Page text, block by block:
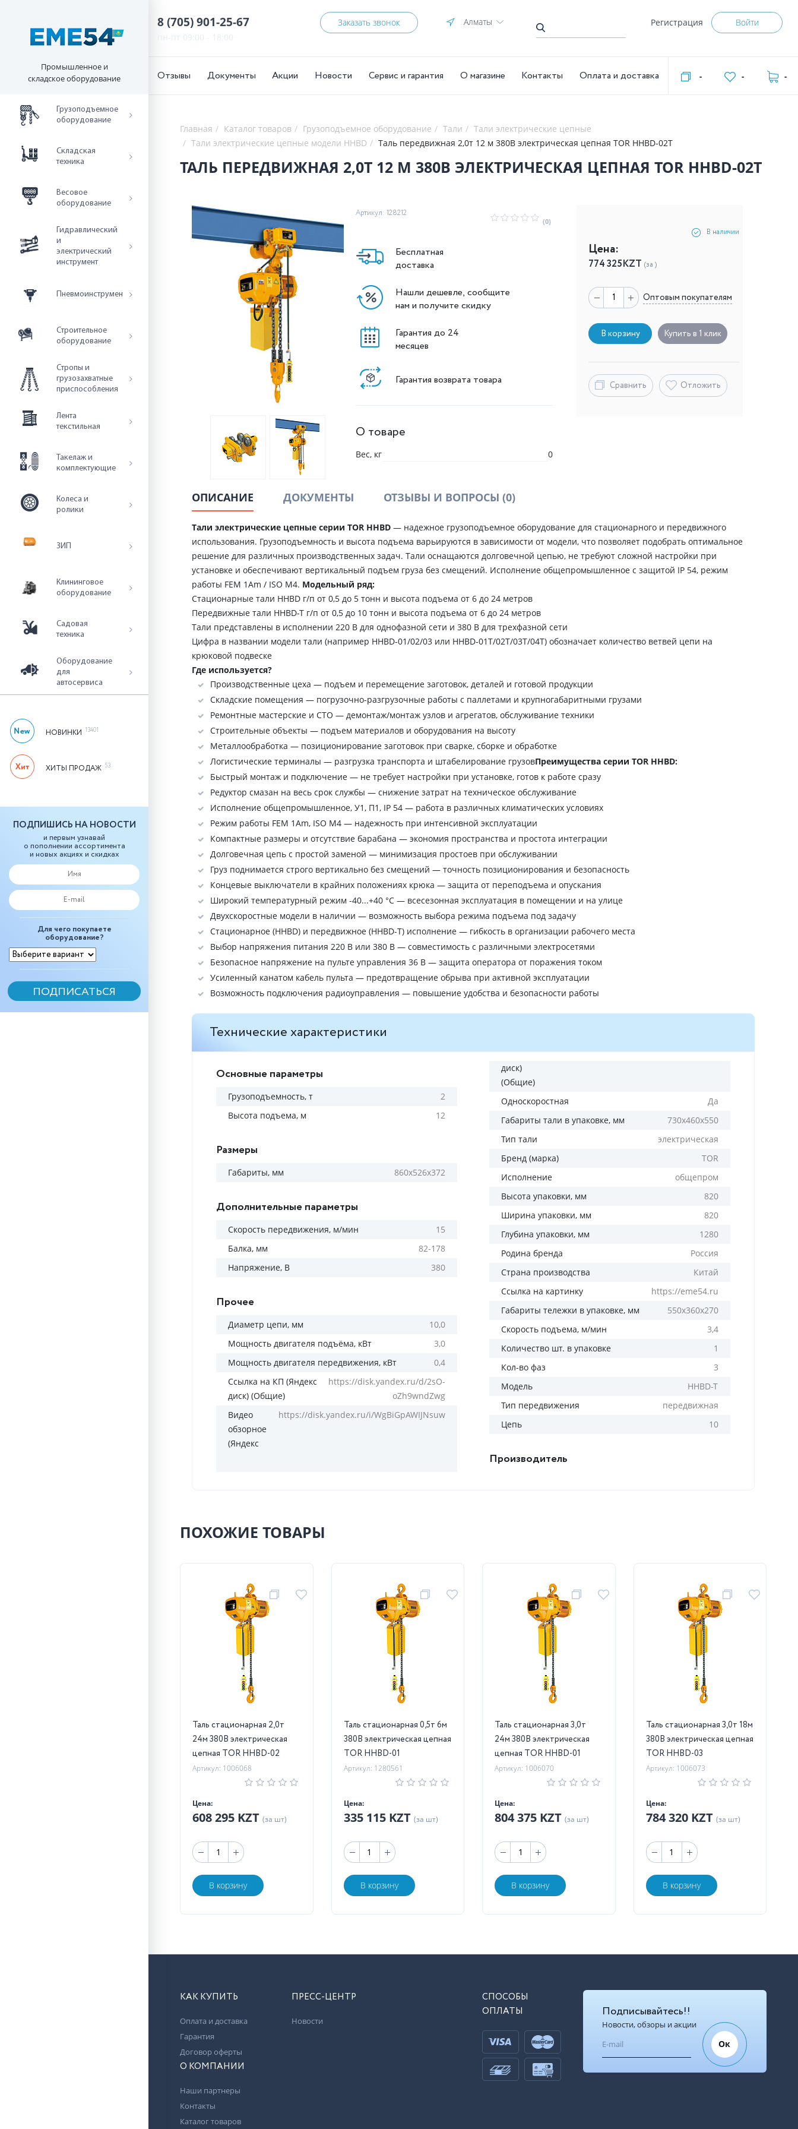
Промышленное и
складское оборудование
Грузоподъемное
оборудование
Складская
техника
Весовое
оборудование
Гидравлический
и
электрический
инструмент
Пневмоинструмент
Строительное
оборудование
Стропы и
грузозахватные
приспособления
Лента
текстильная
Такелаж и
комплектующие
Колеса и
ролики
ЗИП
Клининговое
оборудование
Садовая
техника
Оборудование
для
автосервиса
НОВИНКИ 13401
ХИТЫ ПРОДАЖ 53
ПОДПИШИСЬ НА НОВОСТИ
и первым узнавай
о пополнении ассортимента
и новых акциях и скидках
Для чего покупаете
оборудование?
8 (705) 901-25-67
пн-пт 09:00 - 18:00
Заказать звонок Алматы Регистрация Войти
Отзывы Документы Акции Новости Сервис и гарантия О магазине Контакты Оплата и доставка - - -
Главная Каталог товаров Грузоподъемное оборудование Тали
Тали электрические цепные
Тали электрические цепные модели HHBD
Таль передвижная 2,0т 12 м 380В электрическая цепная TOR HHBD-02T
ТАЛЬ ПЕРЕДВИЖНАЯ 2,0Т 12 М 380В ЭЛЕКТРИЧЕСКАЯ ЦЕПНАЯ TOR HHBD-02T
Артикул: 128212
(0)
Бесплатная
доставка
Нашли дешевле, сообщите
нам и получите скидку
Гарантия до 24
месяцев
Гарантия возврата товара
О товаре
Вес, кг 0
В наличии
Цена:
774 325KZT (за )
Оптовым покупателям
В корзину Купить в 1 клик
Сравнить Отложить
ОПИСАНИЕ ДОКУМЕНТЫ ОТЗЫВЫ И ВОПРОСЫ (0)
Тали электрические цепные серии TOR HHBD — надежное грузоподъемное оборудование для стационарного и передвижного
использования. Грузоподъемность и высота подъема варьируются в зависимости от модели, что позволяет подобрать оптимальное
решение для различных производственных задач. Тали оснащаются долговечной цепью, не требуют сложной настройки при
установке и обеспечивают вертикальный подъем груза без смещений. Исполнение общепромышленное с защитой IP 54, режим
работы FEM 1Аm / ISO M4. Модельный ряд:
Стационарные тали HHBD г/п от 0,5 до 5 тонн и высота подъема от 6 до 24 метров
Передвижные тали HHBD-T г/п от 0,5 до 10 тонн и высота подъема от 6 до 24 метров
Тали представлены в исполнении 220 В для однофазной сети и 380 В для трехфазной сети
Цифра в названии модели тали (например HHBD-01/02/03 или HHBD-01T/02T/03T/04T) обозначает количество ветвей цепи на
крюковой подвеске
Где используется?
Производственные цеха — подъем и перемещение заготовок, деталей и готовой продукции
Складские помещения — погрузочно-разгрузочные работы с паллетами и крупногабаритными грузами
Ремонтные мастерские и СТО — демонтаж/монтаж узлов и агрегатов, обслуживание техники
Строительные объекты — подъем материалов и оборудования на высоту
Металлообработка — позиционирование заготовок при сварке, сборке и обработке
Логистические терминалы — разгрузка транспорта и штабелирование грузовПреимущества серии TOR HHBD:
Быстрый монтаж и подключение — не требует настройки при установке, готов к работе сразу
Редуктор смазан на весь срок службы — снижение затрат на техническое обслуживание
Исполнение общепромышленное, У1, П1, IP 54 — работа в различных климатических условиях
Режим работы FEM 1Аm, ISO M4 — надежность при интенсивной эксплуатации
Компактные размеры и отсутствие барабана — экономия пространства и простота интеграции
Долговечная цепь с простой заменой — минимизация простоев при обслуживании
Груз поднимается строго вертикально без смещений — точность позиционирования и безопасность
Концевые выключатели в крайних положениях крюка — защита от переподъема и опускания
Широкий температурный режим -40...+40 °C — всесезонная эксплуатация в помещении и на улице
Двухскоростные модели в наличии — возможность выбора режима подъема под задачу
Стационарное (HHBD) и передвижное (HHBD-Т) исполнение — гибкость в организации рабочего места
Выбор напряжения питания 220 В или 380 В — совместимость с различными электросетями
Безопасное напряжение на пульте управления 36 В — защита оператора от поражения током
Усиленный канатом кабель пульта — предотвращение обрыва при активной эксплуатации
Возможность подключения радиоуправления — повышение удобства и безопасности работы
Технические характеристики
Основные параметры
Грузоподъемность, т
2
Высота подъема, м
12
Размеры
Габариты, мм 860х526х372
Дополнительные параметры
Скорость передвижения, м/мин
15
Балка, мм
82-178
Напряжение, В
380
Прочее
Диаметр цепи, мм
10,0
Мощность двигателя подъёма, кВт
3,0
Мощность двигателя передвижения, кВт
0,4
Ссылка на КП (Яндекс
диск) (Общие)
https://disk.yandex.ru/d/2sO-
oZh9wndZwg
Видео
обзорное
(Яндекс
диск)
(Общие)
https://disk.yandex.ru/i/WgBiGpAWIJNsuw
Односкоростная
Да
Габариты тали в упаковке, мм
730х460х550
Тип тали
электрическая
Бренд (марка)
TOR
Исполнение
общепром
Высота упаковки, мм
820
Ширина упаковки, мм
820
Глубина упаковки, мм
1280
Родина бренда
Россия
Страна производства
Китай
Ссылка на картинку
https://eme54.ru
Габариты тележки в упаковке, мм
550х360х270
Скорость подъема, м/мин
3,4
Количество шт. в упаковке
1
Кол-во фаз
3
Модель
HHBD-T
Тип передвижения
передвижная
Цепь
10
Производитель
ПОХОЖИЕ ТОВАРЫ
Таль стационарная 2,0т
24м 380В электрическая
цепная TOR HHBD-02
Артикул: 1006068
Цена:
608 295 KZT (за шт)
В корзину
Таль стационарная 0,5т 6м
380В электрическая цепная
TOR HHBD-01
Артикул: 1280561
Цена:
335 115 KZT (за шт)
В корзину
Таль стационарная 3,0т
24м 380В электрическая
цепная TOR HHBD-01
Артикул: 1006070
Цена:
804 375 KZT (за шт)
В корзину
Таль стационарная 3,0т 18м
380В электрическая цепная
TOR HHBD-03
Артикул: 1006073
Цена:
784 320 KZT (за шт)
В корзину
КАК КУПИТЬ
Оплата и доставка
Гарантия
Договор оферты
ПРЕСС-ЦЕНТР
Новости
О КОМПАНИИ
Наши партнеры
Контакты
Каталог товаров
СПОСОБЫ
ОПЛАТЫ
Подписывайтесь!!
Новости, обзоры и акции
Ок